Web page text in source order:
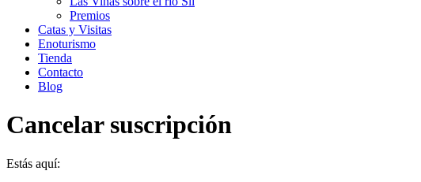
Premios
Catas y Visitas
Enoturismo
Tienda
Contacto
Blog
Cancelar suscripción
Estás aquí: